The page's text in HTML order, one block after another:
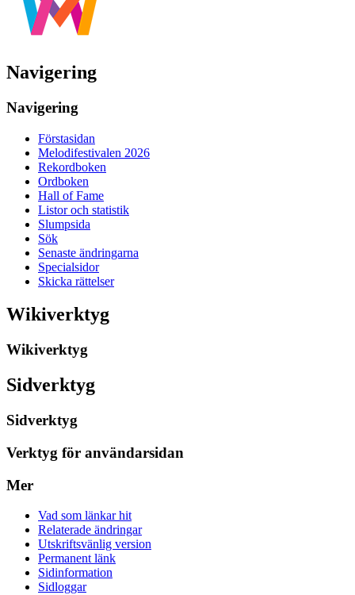
Navigering
Navigering
Förstasidan
Melodifestivalen 2026
Rekordboken
Ordboken
Hall of Fame
Listor och statistik
Slumpsida
Sök
Senaste ändringarna
Specialsidor
Skicka rättelser
Wikiverktyg
Wikiverktyg
Sidverktyg
Sidverktyg
Verktyg för användarsidan
Mer
Vad som länkar hit
Relaterade ändringar
Utskriftsvänlig version
Permanent länk
Sidinformation
Sidloggar